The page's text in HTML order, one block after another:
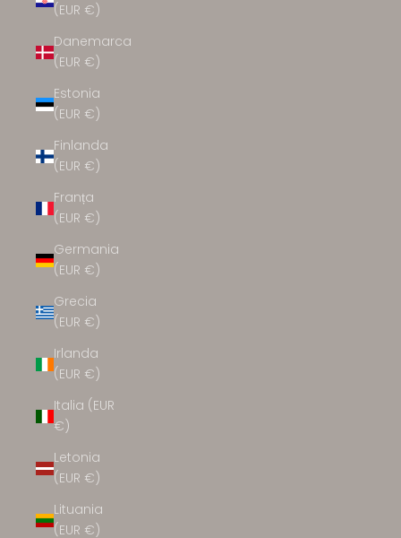
(EUR €)
Danemarca
(EUR €)
Estonia
(EUR €)
Finlanda
(EUR €)
Franța
(EUR €)
Germania
(EUR €)
Grecia
(EUR €)
Irlanda
(EUR €)
Italia (EUR
€)
Letonia
(EUR €)
Lituania
(EUR €)